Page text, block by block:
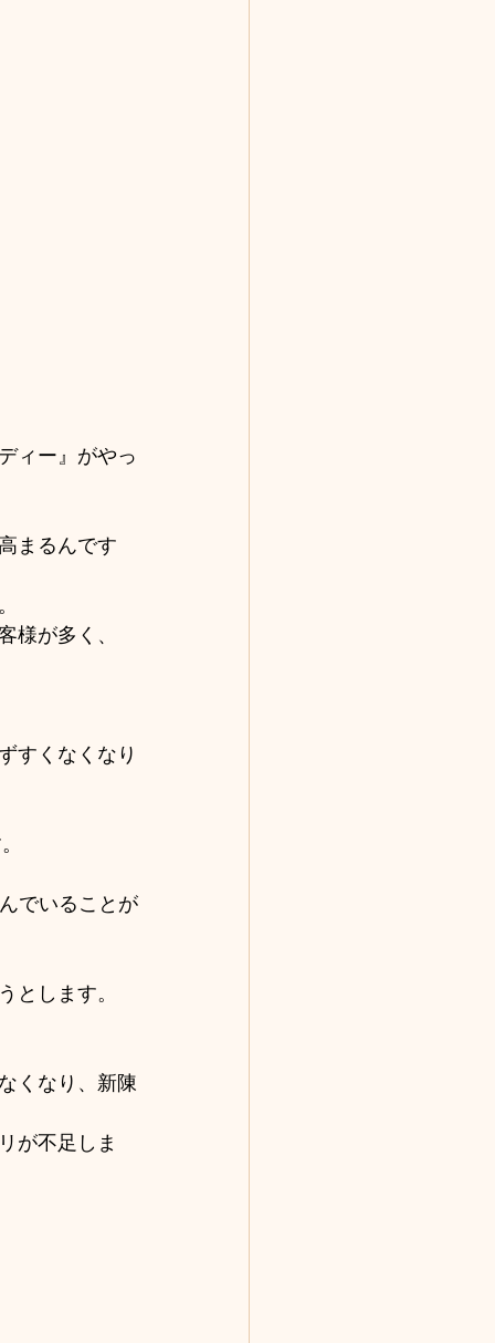
ィー』がやっ
まるんです
様が多く、
すくなくなり
でいることが
とします。
くなり、新陳
が不足しま